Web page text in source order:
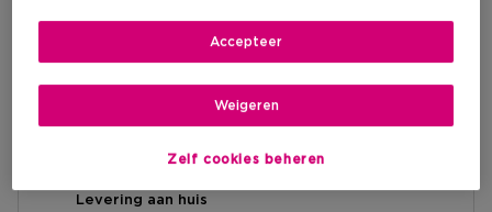
Kortingsprijs
€ 69,60
IN WINKELMANDJE
Levering aan huis
Zelf cookies beheren
Weigeren
Accepteer